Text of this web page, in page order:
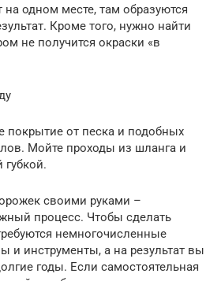
одном месте, там образуются
Кроме того, нужно найти
не получится окраски «в
покрытие от песка и подобных
Мойте проходы из шланга и
своими руками –
процесс. Чтобы сделать
немногочисленные
и инструменты, а на результат вы
годы. Если самостоятельная